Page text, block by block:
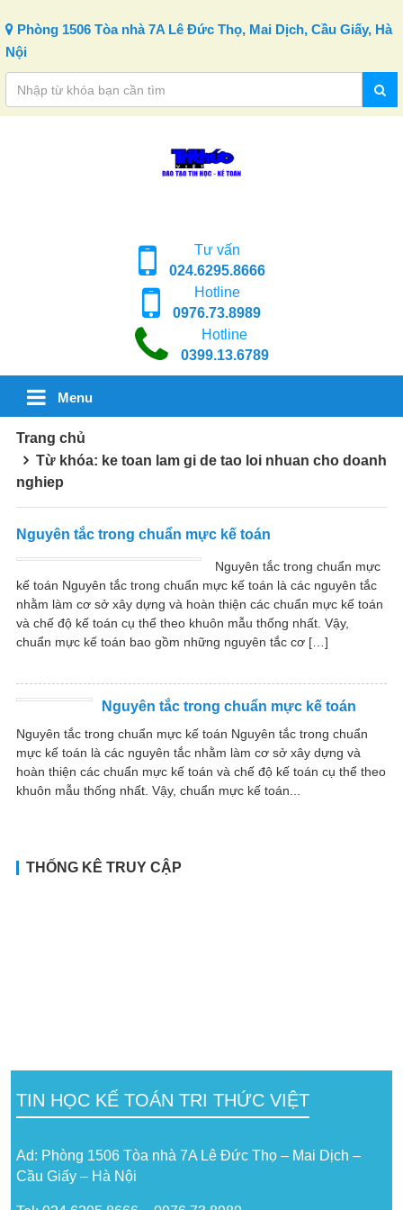
Phòng 1506 Tòa nhà 7A Lê Đức Thọ, Mai Dịch, Cầu Giấy, Hà
Nội
Tư vấn
024.6295.8666
Hotline
0976.73.8989
Hotline
0399.13.6789
Menu
Trang chủ
Từ khóa: ke toan lam gi de tao loi nhuan cho doanh
nghiep
Nguyên tắc trong chuẩn mực kế toán
Nguyên tắc trong chuẩn mực
kế toán Nguyên tắc trong chuẩn mực kế toán là các nguyên tắc
nhằm làm cơ sở xây dựng và hoàn thiện các chuẩn mực kế toán
và chế độ kế toán cụ thể theo khuôn mẫu thống nhất. Vậy,
chuẩn mực kế toán bao gồm những nguyên tắc cơ […]
Nguyên tắc trong chuẩn mực kế toán
Nguyên tắc trong chuẩn mực kế toán Nguyên tắc trong chuẩn
mực kế toán là các nguyên tắc nhằm làm cơ sở xây dựng và
hoàn thiện các chuẩn mực kế toán và chế độ kế toán cụ thể theo
khuôn mẫu thống nhất. Vậy, chuẩn mực kế toán...
THỐNG KÊ TRUY CẬP
TIN HỌC KẾ TOÁN TRI THỨC VIỆT
Ad: Phòng 1506 Tòa nhà 7A Lê Đức Thọ – Mai Dịch –
Cầu Giấy – Hà Nội